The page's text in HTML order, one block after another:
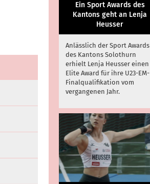
Ein Sport Awards des
Kantons geht an Lenja
Heusser
Anlässlich der Sport Awards
des Kantons Solothurn
erhielt Lenja Heusser einen
Elite Award für ihre U23-EM-
Finalqualifikation vom
vergangenen Jahr.